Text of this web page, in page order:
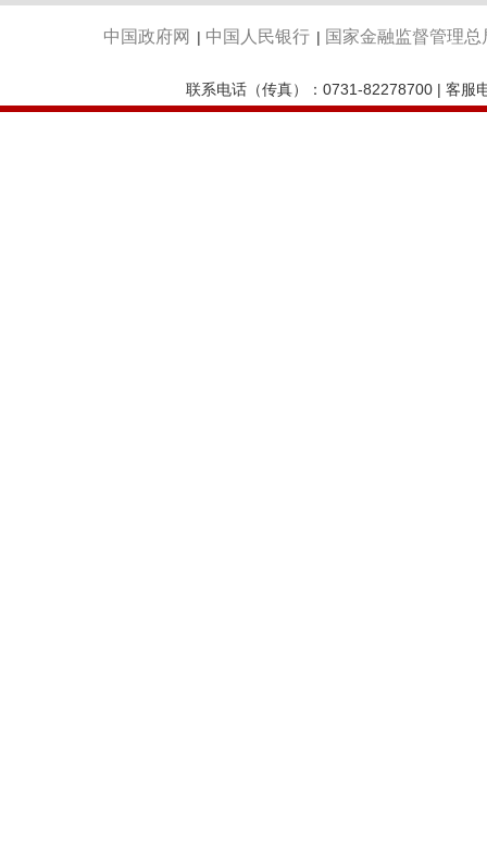
中国政府网 | 中国人民银行 | 国家金融监督管理总
联系电话（传真）：0731-82278700 | 客服